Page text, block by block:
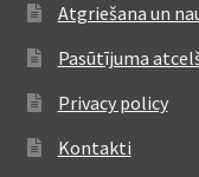
Atgriešana un
Pasūtījuma
Privacy policy
Kontakti